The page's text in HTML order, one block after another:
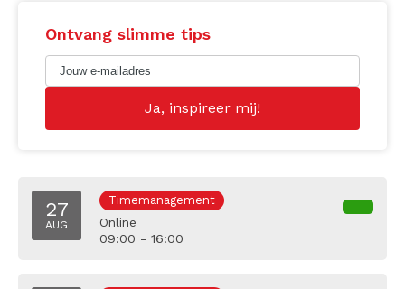
Ontvang slimme tips
27
AUG
Timemanagement
Online
09:00 - 16:00